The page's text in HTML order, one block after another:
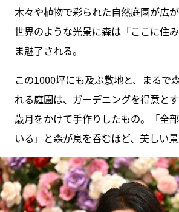
木々や植物で彩られた自然庭園が広
世界のような光景に森は「ここに住
ま魅了される。
この1000坪にも及ぶ敷地と、まるで
れる庭園は、ガーデニングを得意と
歳月をかけて手作りしたもの。「全
いる」と森が息を呑むほど、美しい景